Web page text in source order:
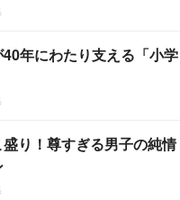
年にわたり支える「小学
り！尊すぎる男子の純情